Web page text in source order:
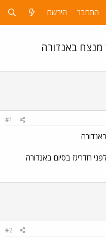
התחבר הירשם
#1
רודריגז בסיום באנדורה
#2